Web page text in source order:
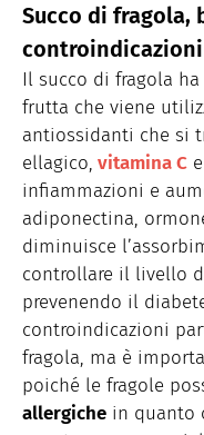
Succo di fragola,
controindicazioni
Il succo di fragola
frutta che viene
antiossidanti che si
ellagico, vitamina C
infiammazioni e
adiponectina,
diminuisce
controllare il livello
prevenendo il
controindicazioni
fragola, ma è
poiché le fragole
allergiche in quanto